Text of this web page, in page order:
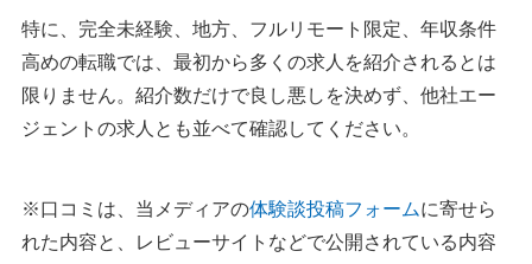
特に、完全未経験、地方、フルリモート限定、年収条件
高めの転職では、最初から多くの求人を紹介されるとは
限りません。紹介数だけで良し悪しを決めず、他社エー
ジェントの求人とも並べて確認してください。
※口コミは、当メディアの体験談投稿フォームに寄せら
れた内容と、レビューサイトなどで公開されている内容